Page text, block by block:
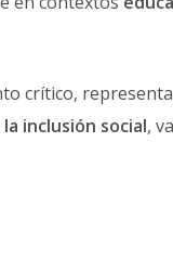
crítico,
inclusión social,